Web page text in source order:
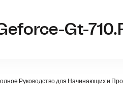
Gt-
Руководство для Начинающих и